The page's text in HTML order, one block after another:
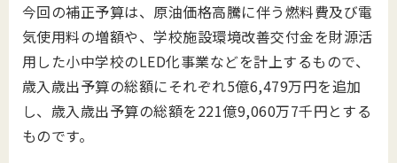
今回の補正予算は、原油価格高騰に伴う燃料費及び電
気使用料の増額や、学校施設環境改善交付金を財源活
用した小中学校のLED化事業などを計上するもので、
歳入歳出予算の総額にそれぞれ5億6,479万円を追加
し、歳入歳出予算の総額を221億9,060万7千円とする
ものです。